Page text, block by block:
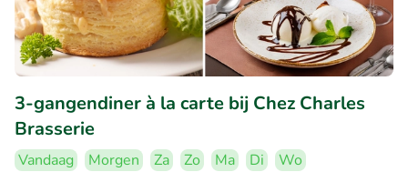
3-gangendiner à la carte bij Chez Charles
Brasserie
Vandaag Morgen Za Zo Ma Di
Wo